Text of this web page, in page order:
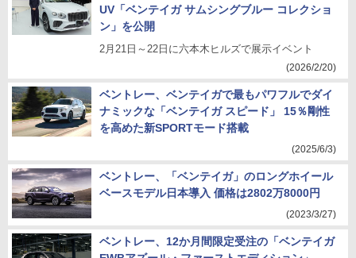
UV「ベンテイガ サムシングブルー コレクショ
ン」を公開
2月21日～22日に六本木ヒルズで展示イベント
(2026/2/20)
ベントレー、ベンテイガで最もパワフルでダイ
ナミックな「ベンテイガ スピード」 15％剛性
を高めた新SPORTモード搭載
(2025/6/3)
ベントレー、「ベンテイガ」のロングホイール
ベースモデル日本導入 価格は2802万8000円
(2023/3/27)
ベントレー、12か月間限定受注の「ベンテイガ